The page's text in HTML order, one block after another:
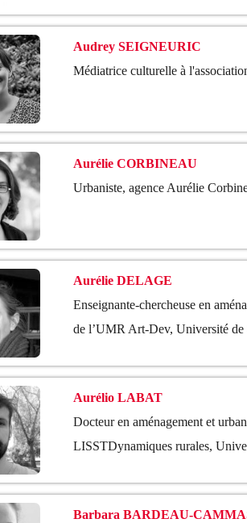
Audrey SEIGNEURIC
Médiatrice culturelle à
Aurélie CORBINEAU
Urbaniste, agence Aurélie
Aurélie DELAGE
Enseignante-chercheuse en
de l’UMR Art-Dev, Université
Aurélio LABAT
Docteur en aménagement et
LISSTDynamiques rurales,
Barbara BARDEAU-